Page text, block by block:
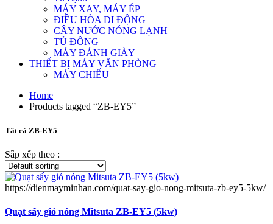
MÁY XAY, MÁY ÉP
ĐIỀU HÒA DI ĐỘNG
CÂY NƯỚC NÓNG LẠNH
TỦ ĐÔNG
MÁY ĐÁNH GIÀY
THIẾT BỊ MÁY VĂN PHÒNG
MÁY CHIẾU
Home
Products tagged “ZB-EY5”
Tất cả ZB-EY5
Sắp xếp theo :
https://dienmayminhan.com/quat-say-gio-nong-mitsuta-zb-ey5-5kw/
Quạt sấy gió nóng Mitsuta ZB-EY5 (5kw)